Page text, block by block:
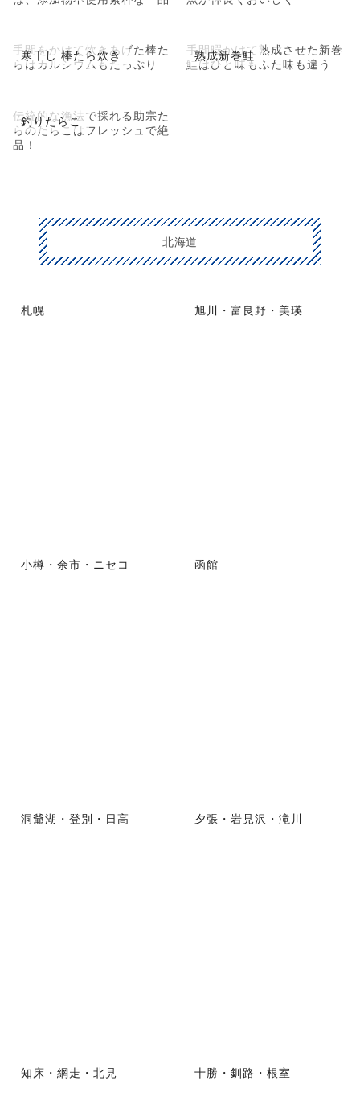
寒干し 棒たら炊き
手間をかけて炊きあげた棒た
らはカルシウムもたっぷり
熟成新巻鮭
手間暇かけて熟成させた新巻
鮭はひと味もふた味も違う
釣りたらこ
伝統的な漁法で採れる助宗た
らのたらこはフレッシュで絶
品！
北海道
札幌 旭川・富良野・美瑛
小樽・余市・ニセコ 函館
洞爺湖・登別・日高 夕張・岩見沢・滝川
知床・網走・北見 十勝・釧路・根室